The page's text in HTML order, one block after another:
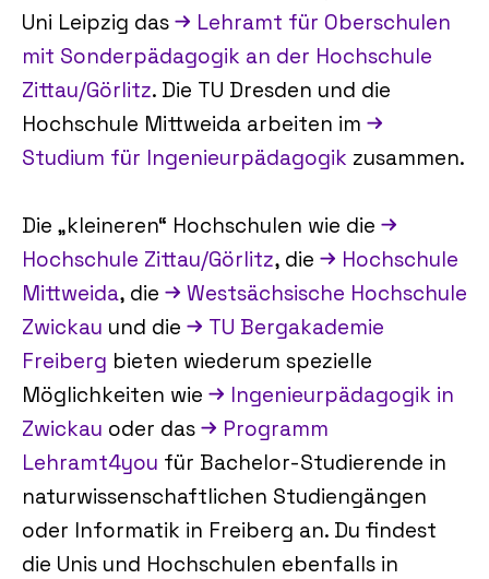
Uni Leipzig das
Lehramt für Oberschulen
mit Sonderpädagogik an der Hochschule
Zittau/Görlitz. Die TU Dresden und die
Hochschule Mittweida arbeiten im
Studium für Ingenieurpädagogik zusammen.
Die „kleineren“ Hochschulen wie die
Hochschule Zittau/Görlitz, die
Hochschule
Mittweida, die
Westsächsische Hochschule
Zwickau und die
TU Bergakademie
Freiberg bieten wiederum spezielle
Möglichkeiten wie
Ingenieurpädagogik in
Zwickau oder das
Programm
Lehramt4you für Bachelor-Studierende in
naturwissenschaftlichen Studiengängen
oder Informatik in Freiberg an. Du findest
die Unis und Hochschulen ebenfalls in